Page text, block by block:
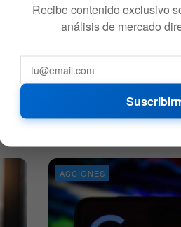
El S&P 500 rompe un
dato no es positivo
22 DE JULIO DE 2026 948
ACCIONES
Recibe contenido exclusivo
análisis de mercado